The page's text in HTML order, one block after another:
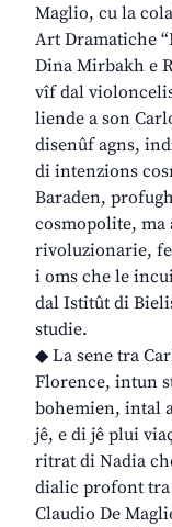
Maglio, cu la
Art Dramatiche
Dina Mirbakh e
vîf dal
liende a son
disenûf agns,
di intenzions
Baraden,
cosmopolite,
rivoluzionarie,
i oms che le
dal Istitût di
studie.
◆ La sene tra
Florence, intun
bohemien, intal
jê, e di jê plui
ritrat di Nadia
dialic profont
Claudio De